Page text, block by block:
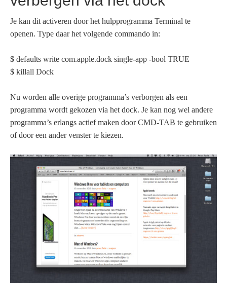
Je kan dit activeren door het hulpprogramma Terminal te
openen. Type daar het volgende commando in:
$ defaults write com.apple.dock single-app -bool TRUE
$ killall Dock
Nu worden alle overige programma’s verborgen als een
programma wordt gekozen via het dock. Je kan nog wel andere
programma’s erlangs actief maken door CMD-TAB te gebruiken
of door een ander venster te kiezen.